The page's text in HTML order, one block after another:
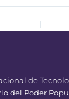
de
del Poder